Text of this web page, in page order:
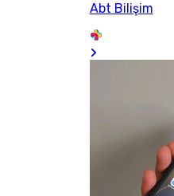
Abt Bilişim